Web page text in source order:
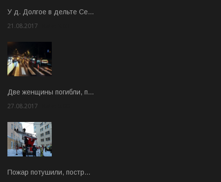
У д. Долгое в дельте Се…
21.08.2017
Две женщины погибли, п…
27.08.2017
Пожар потушили, постр…